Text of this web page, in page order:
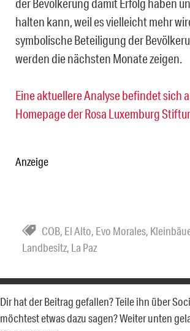
der Bevölkerung damit Erfolg haben
halten kann, weil es vielleicht mehr
symbolische Beteiligung der
werden die nächsten Monate zeigen.
Eine aktuellere Analyse befindet sich
Homepage der Rosa Luxemburg
Anzeige
COB, El Alto, Evo Morales,
Landbesitz, La Paz
Dir hat der Beitrag gefallen? Teile ihn über
möchtest etwas dazu sagen? Weiter unten